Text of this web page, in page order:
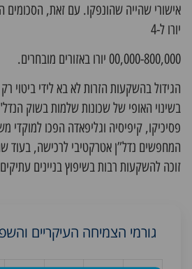
יורו ל-4
00,000-800,000 יורו באזורים מובחרים.
הגידול בהשקעות הזרות לא בא לידי ביטוי
בשינוי האופי של שכונות שלמות בשוק
פסיכיקו, קיפיסיה וגליפאדה הפכו למוקדי
המחפשים נדל”ן אטרקטיבי לרכישה, בעוד
זוכה להשקעות רבות בשיפוץ בניינים
גורמי הצמיחה העיקריים